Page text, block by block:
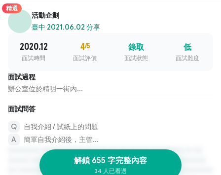
精選
活動企劃
臺中·2021.06.02 分享
2020.12
面試時間
4/5
面試評價
錄取
面試狀態
低
面試難度
面試過程
辦公室位於精明一街內...
面試問答
自我介紹 / 試紙上的問題
簡單自我介紹後，主管...
解鎖 655 字完整內容
34 人已看過